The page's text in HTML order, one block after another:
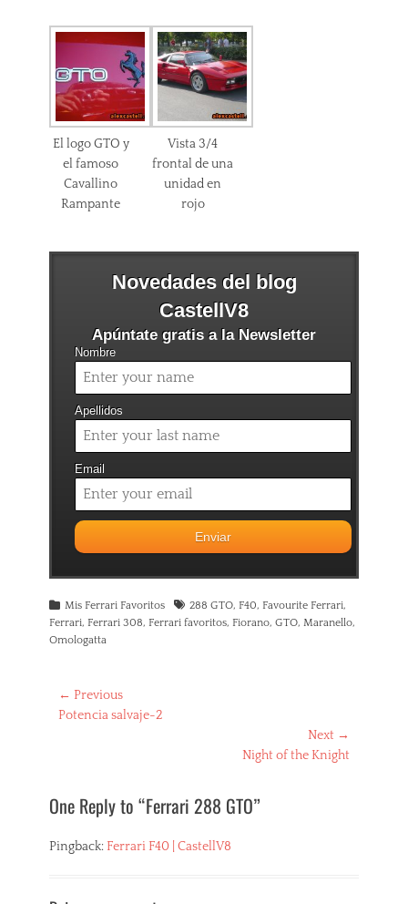
El logo GTO y
el famoso
Cavallino
Rampante
Vista 3/4
frontal de una
unidad en
rojo
Novedades del blog
CastellV8
Apúntate gratis a la Newsletter
Nombre
Apellidos
Email
Categories
Mis Ferrari Favoritos Tags288 GTO, F40, Favourite Ferrari,
Ferrari, Ferrari 308, Ferrari favoritos, Fiorano, GTO, Maranello,
Omologatta
Navegación
de
← Previous
Previous
Potencia salvaje-2
Next →
Night of the Knight
One Reply to “Ferrari 288 GTO”
Pingback: Ferrari F40 | CastellV8